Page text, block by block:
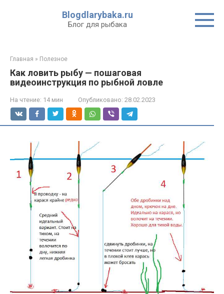
Blogdlarybaka.ru
Блог для рыбака
Главная » Полезное
Как ловить рыбу — пошаговая
видеоинструкция по рыбной ловле
На чтение: 14 мин Опубликовано: 28.02.2023